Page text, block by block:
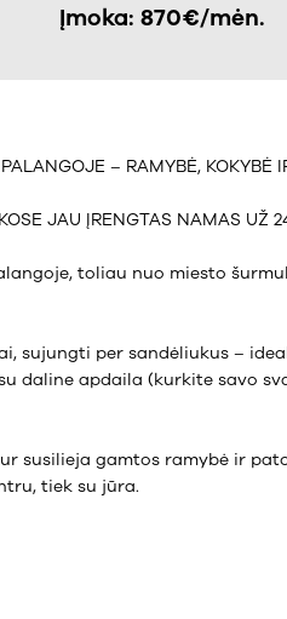
Įmoka: 870€/mėn.
– RAMYBĖ, KOKYBĖ
JAU ĮRENGTAS NAMAS UŽ
toliau nuo miesto
sujungti per sandėliukus –
daline apdaila (kurkite savo
susilieja gamtos ramybė ir
tiek su jūra.